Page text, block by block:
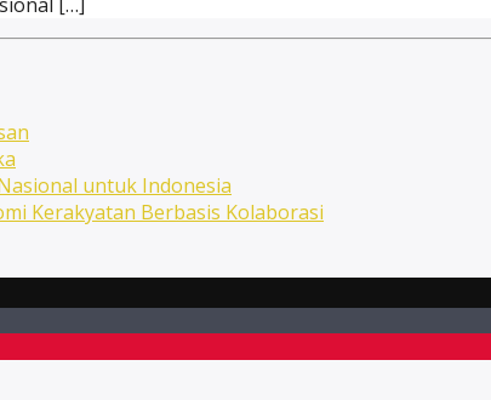
untuk Indonesia
Kerakyatan Berbasis Kolaborasi